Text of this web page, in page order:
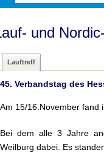
und
Lauftreff
45. Verbandstag des
Am 15/16.November fand
Bei dem alle 3 Jahre
Weilburg dabei. Es